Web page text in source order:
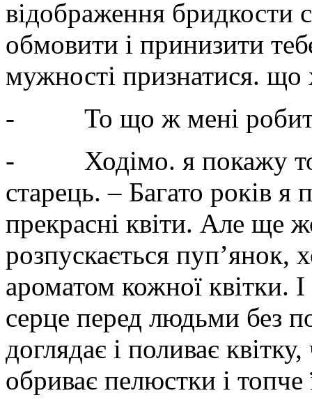
відображення бридкости
обмовити і принизити
мужності признатися. що
- То що ж мені
- Ходімо. я покажу
старець. – Багато років я
прекрасні квіти. Але ще
розпускається пуп’янок,
ароматом кожної квітки.
серце перед людьми без
доглядає і поливає
обриває пелюстки і топче